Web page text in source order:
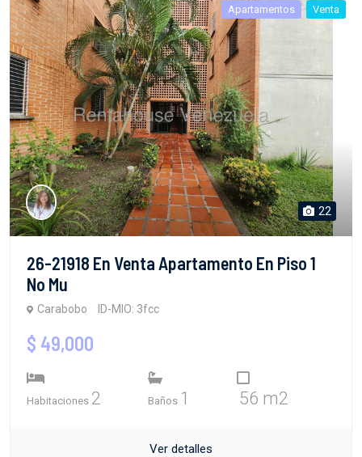
Apartamentos Venta
22
26-21918 En Venta Apartamento En Piso 1
No Mu
Carabobo ID-MIO: 3fcc
$ 49,000
Habitaciones 2 Baños 1 56 m2
Ver detalles